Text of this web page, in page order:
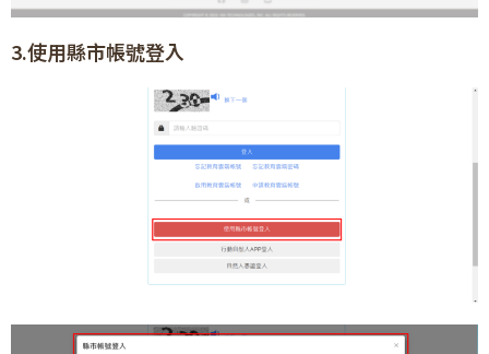
3.使用縣市帳號登入